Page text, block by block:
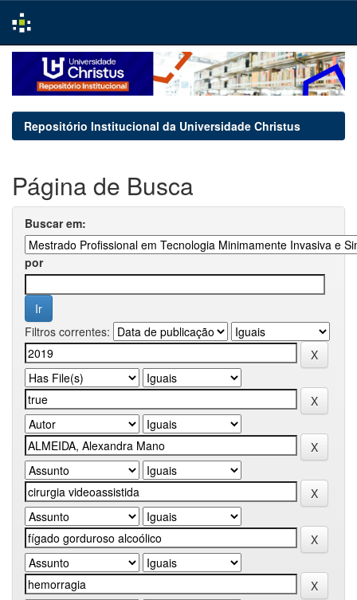
navigation
Repositório Institucional da Universidade Christus
Página de Busca
Buscar em:
por
Filtros correntes: